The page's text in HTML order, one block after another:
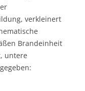
verkleinert
Brandeinheit
untere